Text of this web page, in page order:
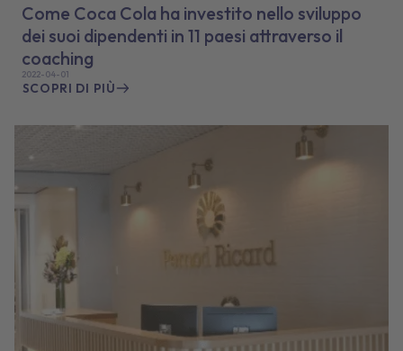
Come Coca Cola ha investito nello sviluppo
dei suoi dipendenti in 11 paesi attraverso il
coaching
2022-04-01
SCOPRI DI PIÙ